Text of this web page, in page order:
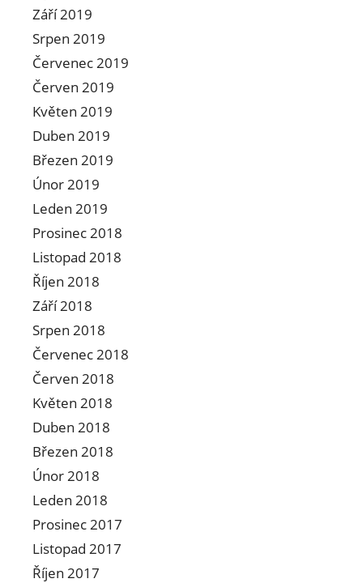
Září 2019
Srpen 2019
Červenec 2019
Červen 2019
Květen 2019
Duben 2019
Březen 2019
Únor 2019
Leden 2019
Prosinec 2018
Listopad 2018
Říjen 2018
Září 2018
Srpen 2018
Červenec 2018
Červen 2018
Květen 2018
Duben 2018
Březen 2018
Únor 2018
Leden 2018
Prosinec 2017
Listopad 2017
Říjen 2017